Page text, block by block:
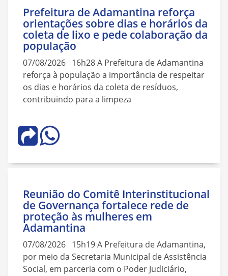
Prefeitura de Adamantina reforça
orientações sobre dias e horários da
coleta de lixo e pede colaboração da
população
07/08/2026 16h28 A Prefeitura de Adamantina
reforça à população a importância de respeitar
os dias e horários da coleta de resíduos,
contribuindo para a limpeza
Reunião do Comitê Interinstitucional
de Governança fortalece rede de
proteção às mulheres em
Adamantina
07/08/2026 15h19 A Prefeitura de Adamantina,
por meio da Secretaria Municipal de Assistência
Social, em parceria com o Poder Judiciário,